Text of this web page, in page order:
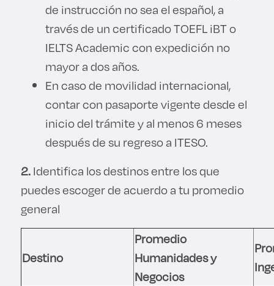
de instrucción no sea el español, a
través de un certificado TOEFL iBT o
IELTS Academic con expedición no
mayor a dos años.
En caso de movilidad internacional,
contar con pasaporte vigente desde el
inicio del trámite y al menos 6 meses
después de su regreso a ITESO.
2.Identifica los destinos entre los que
puedes escoger de acuerdo a tu promedio
general
Destino
Promedio
Humanidades y
Negocios